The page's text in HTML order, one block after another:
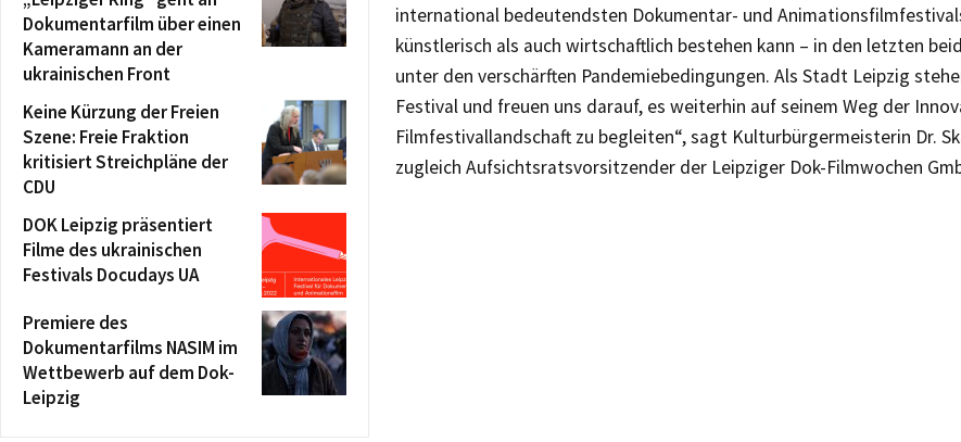
international bedeutendsten Dokumentar- und
künstlerisch als auch wirtschaftlich bestehen kann – in den letzten
unter den verschärften Pandemiebedingungen. Als Stadt Leipzig
Festival und freuen uns darauf, es weiterhin auf seinem Weg der
Filmfestivallandschaft zu begleiten“, sagt Kulturbürgermeisterin Dr.
zugleich Aufsichtsratsvorsitzender der Leipziger Dok-Filmwochen
Dokumentarfilm über einen
Kameramann an der
ukrainischen Front
Keine Kürzung der Freien
Szene: Freie Fraktion
kritisiert Streichpläne der
CDU
DOK Leipzig präsentiert
Filme des ukrainischen
Festivals Docudays UA
Premiere des
Dokumentarfilms NASIM im
Wettbewerb auf dem Dok-
Leipzig